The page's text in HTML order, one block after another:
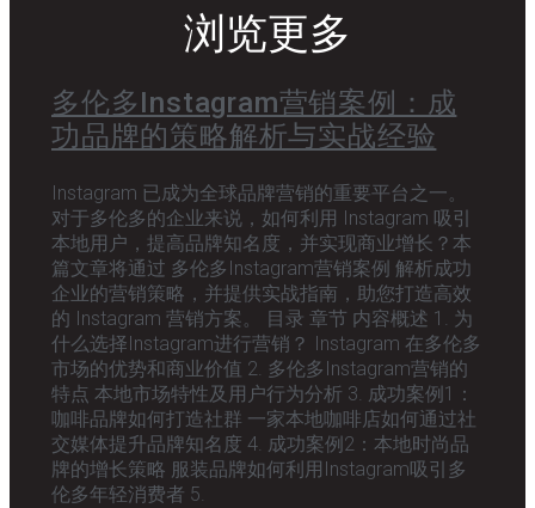
浏览更多
多伦多Instagram营销案例：成
功品牌的策略解析与实战经验
Instagram 已成为全球品牌营销的重要平台之一。
对于多伦多的企业来说，如何利用 Instagram 吸引
本地用户，提高品牌知名度，并实现商业增长？本
篇文章将通过 多伦多Instagram营销案例 解析成功
企业的营销策略，并提供实战指南，助您打造高效
的 Instagram 营销方案。 目录 章节 内容概述 1. 为
什么选择Instagram进行营销？ Instagram 在多伦多
市场的优势和商业价值 2. 多伦多Instagram营销的
特点 本地市场特性及用户行为分析 3. 成功案例1：
咖啡品牌如何打造社群 一家本地咖啡店如何通过社
交媒体提升品牌知名度 4. 成功案例2：本地时尚品
牌的增长策略 服装品牌如何利用Instagram吸引多
伦多年轻消费者 5.